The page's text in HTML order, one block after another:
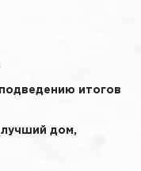
итогов
дом,